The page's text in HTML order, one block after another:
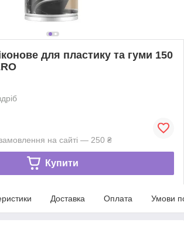
для пластику та гуми 150
на сайті — 250 ₴
Купити
Доставка Оплата Умови